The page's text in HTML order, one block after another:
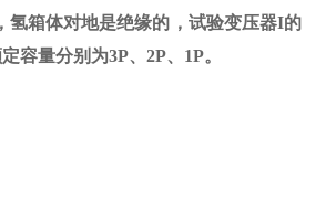
氢箱体对地是绝缘的，试验变压器I的
量分别为3P、2P、1P。